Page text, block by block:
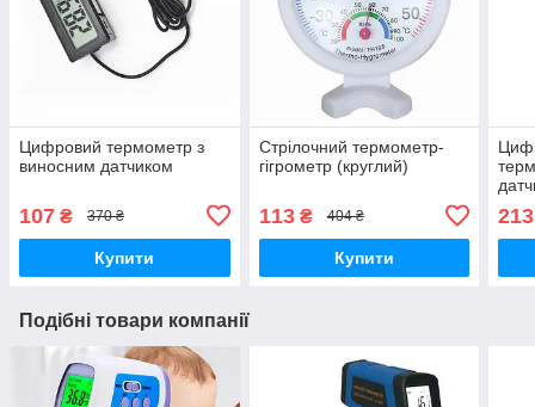
Цифровий термометр з
виносним датчиком
107 ₴ 370 ₴
Купити
Стрілочний термометр-
гігрометр (круглий)
113₴ 404 ₴
Купити
213
Подібні товари компанії